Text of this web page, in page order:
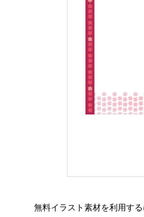
無料イラスト素材を利用す